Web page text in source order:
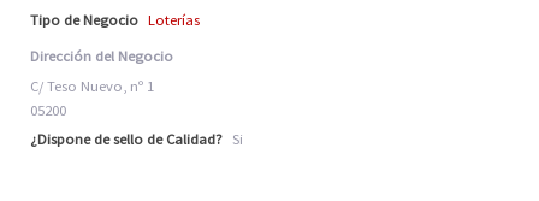
Tipo de Negocio Loterías
Dirección del Negocio
C/ Teso Nuevo, nº 1
05200
¿Dispone de sello de Calidad? Si